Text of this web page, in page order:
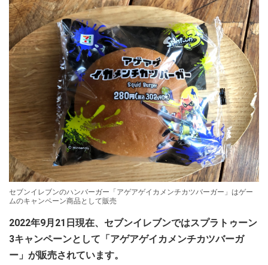
セブンイレブンのハンバーガー「アゲアゲイカメンチカツバーガー」はゲー
ムのキャンペーン商品として販売
2022年9月21日現在、セブンイレブンではスプラトゥーン
3キャンペーンとして「アゲアゲイカメンチカツバーガ
ー」が販売されています。